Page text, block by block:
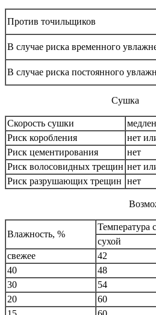
Против точильщиков
В случае риска временного
В случае риска постоянного
Сушка
Скорость сушки
Риск коробления
нет
Риск цементирования
нет
Риск волосовидных трещин нет
Риск разрушающих трещин нет
Влажность, %
Температура
сухой
свежее
42
40
48
30
54
20
60